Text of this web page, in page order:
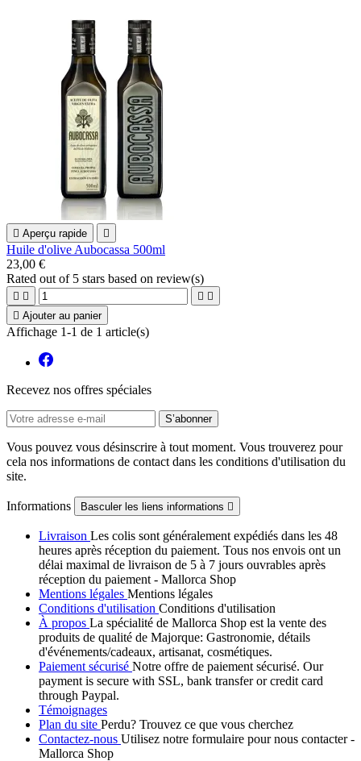
 Aperçu rapide 
Huile d'olive Aubocassa 500ml
23,00 €
Rated out of 5 stars based on review(s)
   
 Ajouter au panier
Affichage 1-1 de 1 article(s)
Recevez nos offres spéciales
Vous pouvez vous désinscrire à tout moment. Vous trouverez pour
cela nos informations de contact dans les conditions d'utilisation du
site.
Informations Basculer les liens informations 
Livraison Les colis sont généralement expédiés dans les 48
heures après réception du paiement. Tous nos envois ont un
délai maximal de livraison de 5 à 7 jours ouvrables après
réception du paiement - Mallorca Shop
Mentions légales Mentions légales
Conditions d'utilisation Conditions d'utilisation
À propos La spécialité de Mallorca Shop est la vente des
produits de qualité de Majorque: Gastronomie, détails
d'événements/cadeaux, artisanat, cosmétiques.
Paiement sécurisé Notre offre de paiement sécurisé. Our
payment is secure with SSL, bank transfer or credit card
through Paypal.
Témoignages
Plan du site Perdu? Trouvez ce que vous cherchez
Contactez-nous Utilisez notre formulaire pour nous contacter -
Mallorca Shop